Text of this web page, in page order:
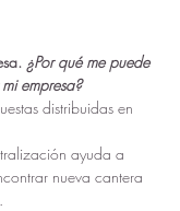
¿Por qué me puede
empresa?
distribuidas en
ayuda a
nueva cantera